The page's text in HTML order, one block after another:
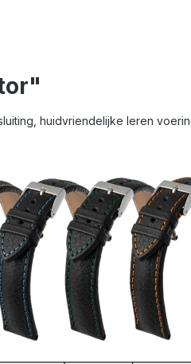
huidvriendelijke leren